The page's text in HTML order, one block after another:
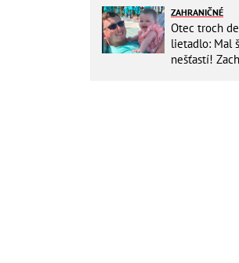
ZAHRANIČNÉ
Otec troch
lietadlo: Mal
nešťastí!